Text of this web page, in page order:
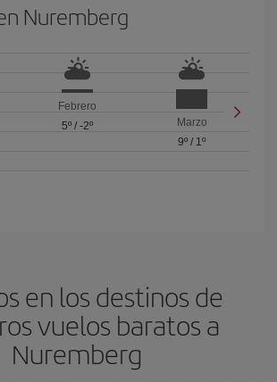
Nuremberg
Febrero
5º/ -2º
Marzo
9º / 1º
en los destinos de
vuelos baratos a
Nuremberg